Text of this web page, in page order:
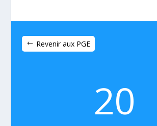
Revenir aux PGE
20